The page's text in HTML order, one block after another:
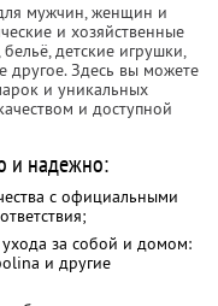
мужчин, женщин и
и хозяйственные
детские игрушки,
Здесь вы можете
и уникальных
и доступной
и надежно:
с официальными
за собой и домом:
и другие